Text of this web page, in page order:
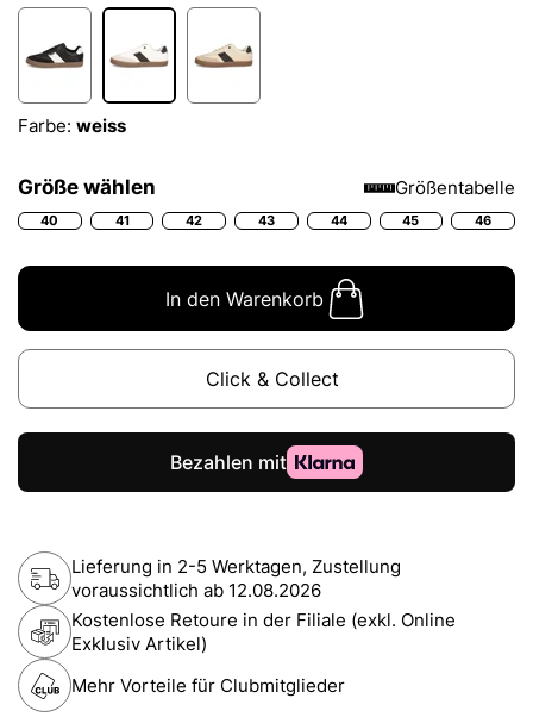
Farbe: weiss
Größe wählen Größentabelle
40 41 42 43 44 45 46
In den Warenkorb
Click & Collect
Lieferung in 2-5 Werktagen, Zustellung
voraussichtlich ab 12.08.2026
Kostenlose Retoure in der Filiale (exkl. Online
Exklusiv Artikel)
Mehr Vorteile für Clubmitglieder